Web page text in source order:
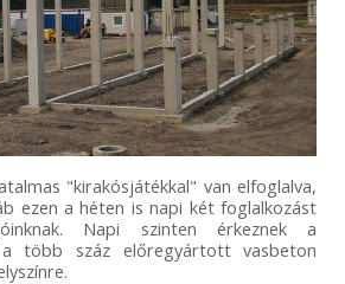
"kirakósjátékkal" van elfoglalva,
ezen a héten is napi két foglalkozást
Napi szinten érkeznek a
a több száz előregyártott vasbeton